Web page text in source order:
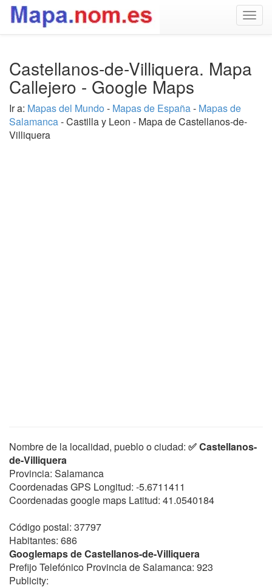
Castellanos-de-Villiquera. Mapa
Callejero - Google Maps
Ir a: Mapas del Mundo - Mapas de España- Mapas de
Salamanca- Castilla y Leon - Mapa de Castellanos-de-
Villiquera
Nombre de la localidad, pueblo o ciudad: ✅ Castellanos-
de-Villiquera
Provincia: Salamanca
Coordenadas GPS Longitud: -5.6711411
Coordenadas google maps Latitud: 41.0540184
Código postal: 37797
Habitantes: 686
Googlemaps de Castellanos-de-Villiquera
Prefijo Telefónico Provincia de Salamanca: 923
Publicity: